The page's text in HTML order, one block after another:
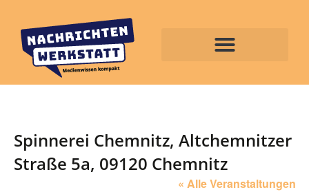
Spinnerei Chemnitz, Altchemnitzer
Straße 5a, 09120 Chemnitz
« Alle Veranstaltungen